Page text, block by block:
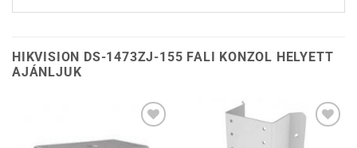
HIKVISION DS-1473ZJ-155 FALI KONZOL HELYETT
AJÁNLJUK